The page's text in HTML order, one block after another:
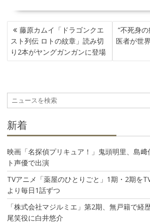
投
稿
ナ
ビ
シ
ョ
藤原カムイ「ドラゴンクエ
スト列伝 ロトの紋章」読み切
り2本がヤングガンガンに登場
“不死身
医者が世
新着
映画「名探偵プリキュア！」鬼頭明里、島﨑
ト声優で出演
TVアニメ「薬屋のひとりごと」1期・2期を
より毎日1話ずつ
「株式会社マジルミエ」第2期、無戸籍で経
尾笑役に白井悠介